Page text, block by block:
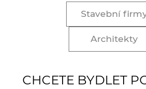
Stavební
Architekty
CHCETE BYDLET